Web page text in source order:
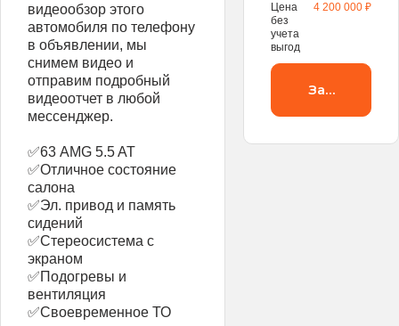
видеообзор этого
автомобиля по телефону
в объявлении, мы
снимем видео и
отправим подробный
видеоотчет в любой
мессенджер.
✅63 AMG 5.5 AT
✅Отличное состояние
салона
✅Эл. привод и память
сидений
✅Стереосистема с
экраном
✅Подогревы и
вентиляция
✅Своевременное ТО
Цена
без
учета
выгод
4 200 000 ₽